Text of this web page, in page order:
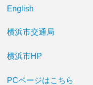
English
横浜市交通局
横浜市HP
PCページはこちら